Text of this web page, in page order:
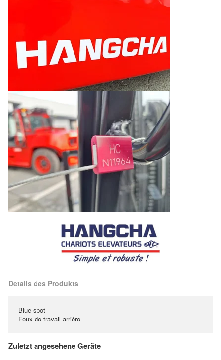
Details des Produkts
Blue spot
Feux de travail arrière
Zuletzt angesehene Geräte